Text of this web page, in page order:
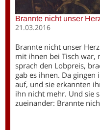
Brannte nicht unser
21.03.2016
Brannte nicht unser
mit ihnen bei Tisch war,
sprach den Lobpreis,
gab es ihnen. Da gingen
auf, und sie erkannten
ihn nicht mehr. Und sie
zueinander: Brannte